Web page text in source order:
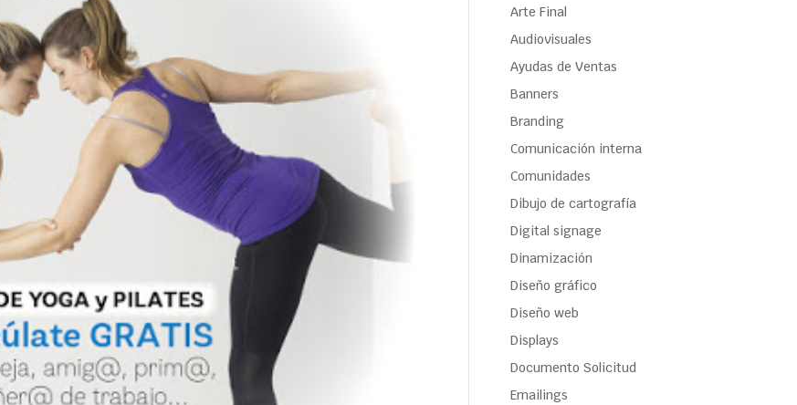
Arte Final
Audiovisuales
Ayudas de Ventas
Banners
Branding
Comunicación interna
Comunidades
Dibujo de cartografía
Digital signage
Dinamización
Diseño gráfico
Diseño web
Displays
Documento Solicitud
Emailings